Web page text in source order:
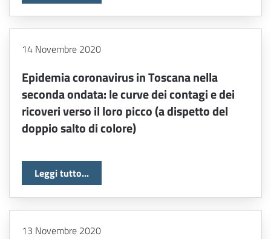
14 Novembre 2020
Epidemia coronavirus in Toscana nella
seconda ondata: le curve dei contagi e dei
ricoveri verso il loro picco (a dispetto del
doppio salto di colore)
Leggi tutto...
13 Novembre 2020